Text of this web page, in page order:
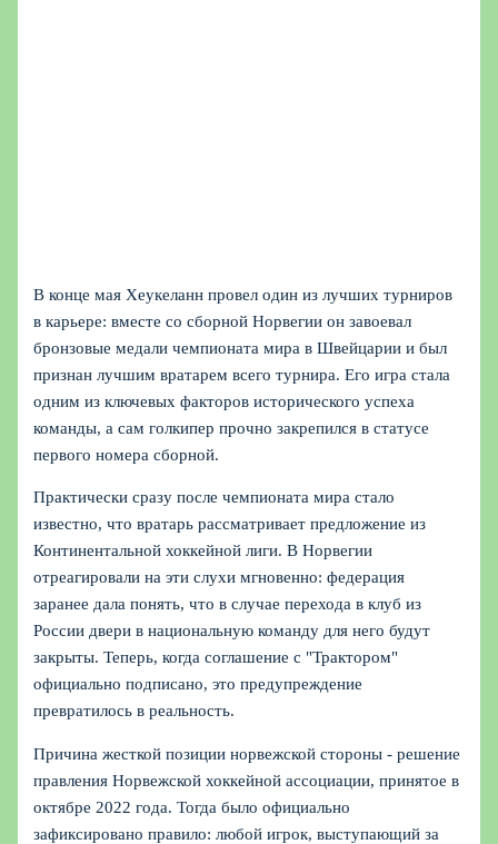
В конце мая Хеукеланн провел один из лучших турниров
в карьере: вместе со сборной Норвегии он завоевал
бронзовые медали чемпионата мира в Швейцарии и был
признан лучшим вратарем всего турнира. Его игра стала
одним из ключевых факторов исторического успеха
команды, а сам голкипер прочно закрепился в статусе
первого номера сборной.
Практически сразу после чемпионата мира стало
известно, что вратарь рассматривает предложение из
Континентальной хоккейной лиги. В Норвегии
отреагировали на эти слухи мгновенно: федерация
заранее дала понять, что в случае перехода в клуб из
России двери в национальную команду для него будут
закрыты. Теперь, когда соглашение с "Трактором"
официально подписано, это предупреждение
превратилось в реальность.
Причина жесткой позиции норвежской стороны - решение
правления Норвежской хоккейной ассоциации, принятое в
октябре 2022 года. Тогда было официально
зафиксировано правило: любой игрок, выступающий за